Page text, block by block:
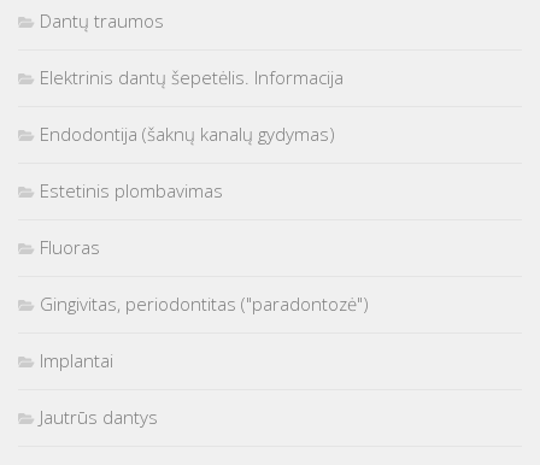
Dantų traumos
Elektrinis dantų šepetėlis. Informacija
Endodontija (šaknų kanalų gydymas)
Estetinis plombavimas
Fluoras
Gingivitas, periodontitas ("paradontozė")
Implantai
Jautrūs dantys